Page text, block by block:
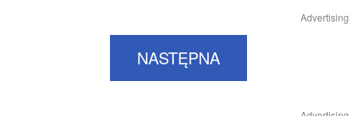
Advertising
NASTĘPNA